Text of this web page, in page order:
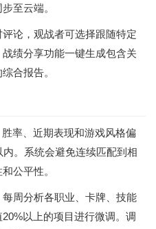
至云端。
论，观战者可选择跟随特定
绩分享功能一键生成包含关
合报告。
率、近期表现和游戏风格偏
。系统会避免连续匹配到相
公平性。
周分析各职业、卡牌、技能
以上的项目进行微调。调